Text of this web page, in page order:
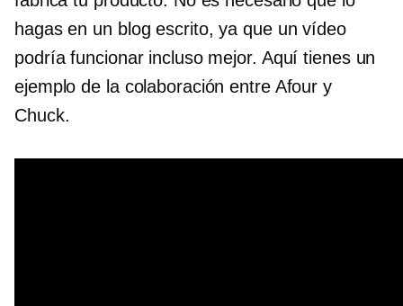
hagas en un blog escrito, ya que un vídeo
podría funcionar incluso mejor. Aquí tienes un
ejemplo de la colaboración entre Afour y
Chuck.